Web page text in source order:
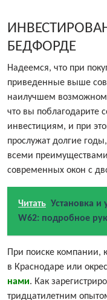
БЕДФОРДЕ
Надеемся, что при
приведенные выше
наилучшем возможном
что вы поблагодарите
инвестициям, и при
прослужат долгие
всеми
современных окон с
Читать Установка и
W62: подробное
При поиске компании,
в Краснодаре или
нами. Как
тридцатилетним